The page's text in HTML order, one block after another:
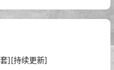
][持续更新]